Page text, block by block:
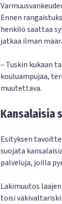
Ennen
henkilö saattaa
jatkaa ilman
– Tuskin kukaan
kouluampujaa,
muutettava.
Kansalaisia
Esityksen
suojata
palveluja, joilla
Lakimuutos
toisi